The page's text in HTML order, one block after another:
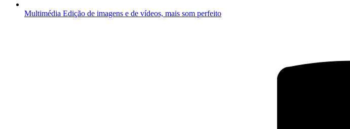
Multimédia Edição de imagens e de vídeos, mais som perfeito